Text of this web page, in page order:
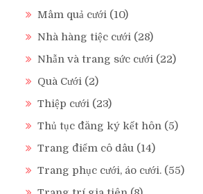
Mâm quả cưới (10)
Nhà hàng tiệc cưới (28)
Nhẫn và trang sức cưới (22)
Quà Cưới (2)
Thiệp cưới (23)
Thủ tục đăng ký kết hôn (5)
Trang điểm cô dâu (14)
Trang phục cưới, áo cưới. (55)